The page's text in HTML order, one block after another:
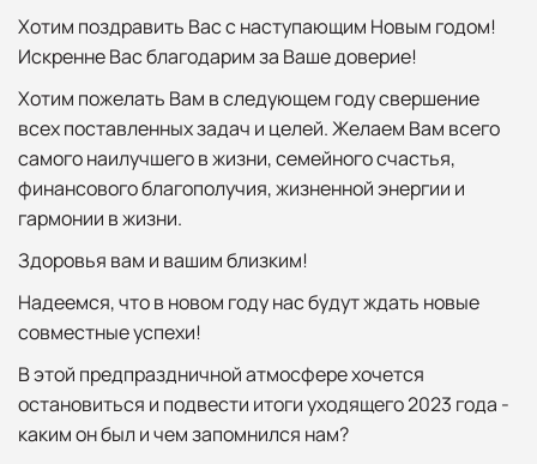
Хотим поздравить Вас с наступающим Новым годом!
Искренне Вас благодарим за Ваше доверие!
Хотим пожелать Вам в следующем году свершение
всех поставленных задач и целей. Желаем Вам всего
самого наилучшего в жизни, семейного счастья,
финансового благополучия, жизненной энергии и
гармонии в жизни.
Здоровья вам и вашим близким!
Надеемся, что в новом году нас будут ждать новые
совместные успехи!
В этой предпраздничной атмосфере хочется
остановиться и подвести итоги уходящего 2023 года -
каким он был и чем запомнился нам?